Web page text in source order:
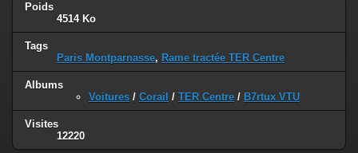
Poids
4514 Ko
Tags
Paris Montparnasse, Rame tractée TER Centre
Albums
Voitures / Corail / TER Centre / B7rtux VTU
Visites
12220